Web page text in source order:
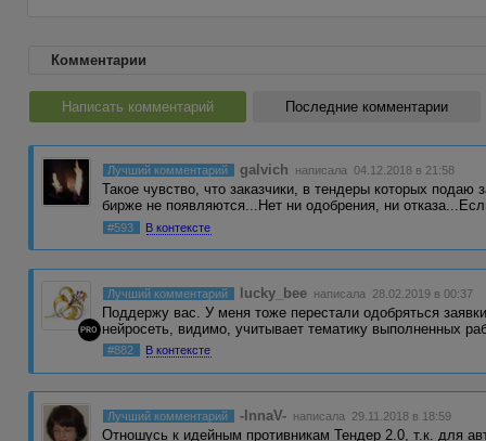
Комментарии
Написать комментарий Последние комментарии
Лучший комментарий galvich написала 04.12.2018 в 21:58
Такое чувство, что заказчики, в тендеры которых
бирже не появляются...Нет ни одобрения, ни
#593 В контексте
PRO
Лучший комментарий lucky_bee написала 28.02.2019 в 00:37
Поддержу вас. У меня тоже перестали одобряться
нейросеть, видимо, учитывает тематику выполненных
#882 В контексте
Лучший комментарий -InnaV- написала 29.11.2018 в 18:59
Отношусь к идейным противникам Тендер 2.0, т.к. для